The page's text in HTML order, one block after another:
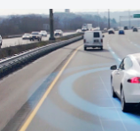
Туристична
Автозахист